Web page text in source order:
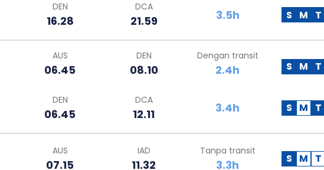
DEN
16.28
DCA
21.59 3.5h S M T
AUS
06.45
DEN
08.10
Dengan transit
2.4h S M T
DEN
06.45
DCA
12.11 3.4h S M T
AUS
07.15
IAD
11.32
Tanpa transit
3.3h S M T